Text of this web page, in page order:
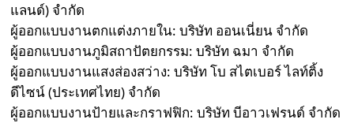
แลนด์) จำกัด
ผู้ออกแบบงานตกแต่งภายใน: บริษัท ออนเนี่ยน จำกัด
ผู้ออกแบบงานภูมิสถาปัตยกรรม: บริษัท ฉมา จำกัด
ผู้ออกแบบงานแสงส่องสว่าง: บริษัท โบ สไตเบอร์ ไลท์ติ้ง
ดีไซน์ (ประเทศไทย) จำกัด
ผู้ออกแบบงานป้ายและกราฟฟิก: บริษัท บีอาวเฟรนด์ จำกัด